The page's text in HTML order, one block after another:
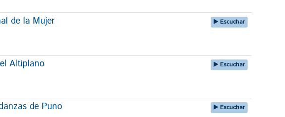
de la Mujer Escuchar
Altiplano Escuchar
de Puno Escuchar